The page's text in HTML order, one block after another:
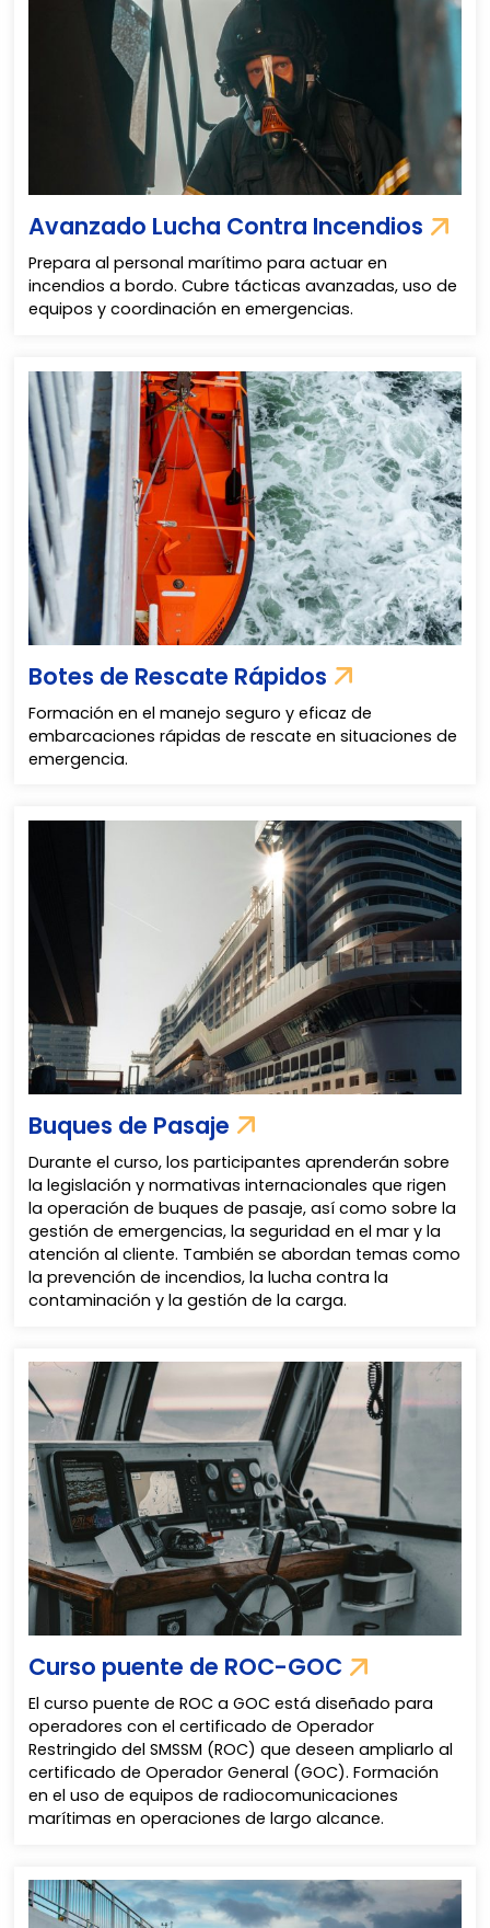
Avanzado Lucha Contra Incendios
Prepara al personal marítimo para actuar en
incendios a bordo. Cubre tácticas avanzadas, uso de
equipos y coordinación en emergencias.
Botes de Rescate Rápidos
Formación en el manejo seguro y eficaz de
embarcaciones rápidas de rescate en situaciones de
emergencia.
Buques de Pasaje
Durante el curso, los participantes aprenderán sobre
la legislación y normativas internacionales que rigen
la operación de buques de pasaje, así como sobre la
gestión de emergencias, la seguridad en el mar y la
atención al cliente. También se abordan temas como
la prevención de incendios, la lucha contra la
contaminación y la gestión de la carga.
Curso puente de ROC-GOC
El curso puente de ROC a GOC está diseñado para
operadores con el certificado de Operador
Restringido del SMSSM (ROC) que deseen ampliarlo al
certificado de Operador General (GOC). Formación
en el uso de equipos de radiocomunicaciones
marítimas en operaciones de largo alcance.